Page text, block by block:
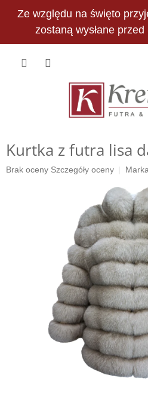
Ze względu na święto
zostaną wysłane
PLN
Kurtka z futra lisa
Średnia
Brak oceny Szczegóły oceny